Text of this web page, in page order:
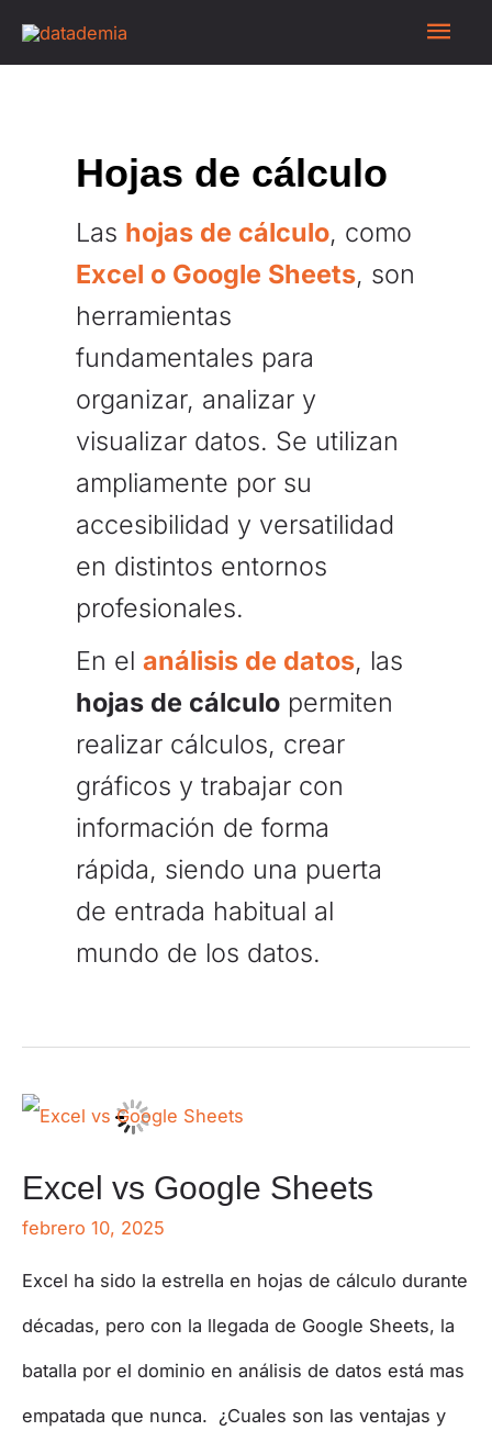
Hojas de cálculo
Las hojas de cálculo, como
Excel o Google Sheets, son
herramientas
fundamentales para
organizar, analizar y
visualizar datos. Se utilizan
ampliamente por su
accesibilidad y versatilidad
en distintos entornos
profesionales.
En elanálisis de datos, las
hojas de cálculo permiten
realizar cálculos, crear
gráficos y trabajar con
información de forma
rápida, siendo una puerta
de entrada habitual al
mundo de los datos.
Excel vs Google Sheets
febrero 10, 2025
Excel ha sido la estrella en hojas de cálculo durante
décadas, pero con la llegada de Google Sheets, la
batalla por el dominio en análisis de datos está mas
empatada que nunca. ¿Cuales son las ventajas y